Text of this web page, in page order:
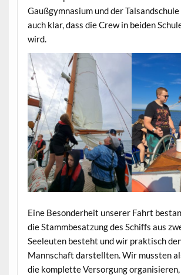
Gaußgymnasium und der
auch klar, dass die Crew in beiden
wird.
Eine Besonderheit unserer Fahrt
die Stammbesatzung des Schiffs aus
Seeleuten besteht und wir praktisch
Mannschaft darstellten. Wir mussten
die komplette Versorgung organisieren,